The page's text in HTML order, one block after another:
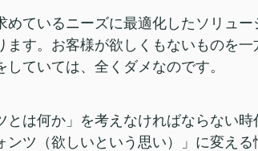
めているニーズに最適化したソリュ
ます。お客様が欲しくもないものを
ていては、全くダメなのです。
とは何か」を考えなければならない
ンツ（欲しいという思い）」に変え